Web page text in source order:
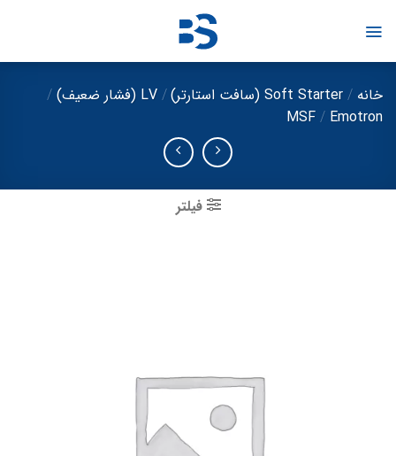
خانه / Soft Starter (سافت استارتر) / LV (فشار ضعیف)
/
Emotron
/
MSF
فیلتر